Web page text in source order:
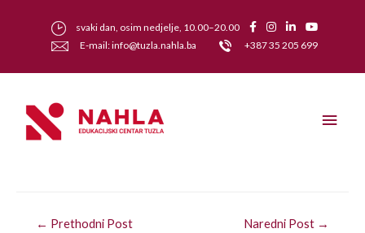
svaki dan, osim nedjelje, 10.00–20.00
E-mail: info@tuzla.nahla.ba
+387 35 205 699
← Prethodni Post Naredni Post →